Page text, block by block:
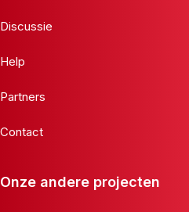
Discussie
Help
Partners
Contact
Onze andere projecten